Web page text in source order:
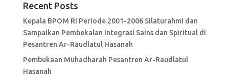
Recent Posts
Kepala BPOM RI Periode 2001-2006 Silaturahmi dan
Sampaikan Pembekalan Integrasi Sains dan Spiritual di
Pesantren Ar-Raudlatul Hasanah
Pembukaan Muhadharah Pesantren Ar-Raudlatul
Hasanah